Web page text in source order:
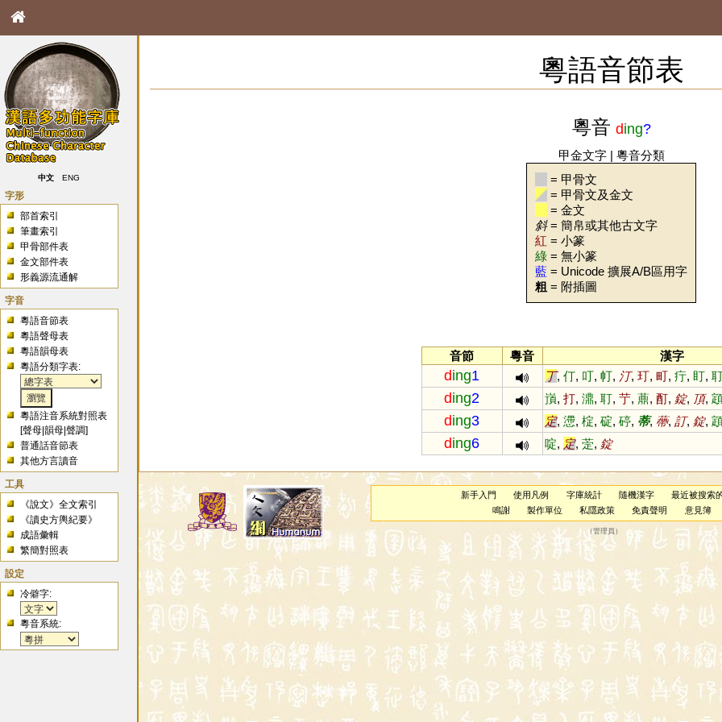
中文 ENG
字形
部首索引
筆畫索引
甲骨部件表
金文部件表
形義源流通解
字音
粵語音節表
粵語聲母表
粵語韻母表
粵語分類字表:
粵語注音系統對照表
[聲母 |韻母 |聲調]
普通話音節表
其他方言讀音
工具
《說文》全文索引
《讀史方輿紀要》
成語彙輯
繁簡對照表
設定
冷僻字:
粵音系統:
粵語音節表
粵音 ding?
甲金文字| 粵音分類
= 甲骨文
= 甲骨文及金文
= 金文
斜= 簡帛或其他古文字
紅 = 小篆
綠 = 無小篆
藍 = Unicode 擴展A/B區用字
粗 = 附插圖
音節 粵音 漢字
ding1 丁,仃, 叮,帄, 汀,玎,町,疔, 盯,
ding2 嵿,打,濎,耵,艼,薡, 酊, 錠, 頂,
ding3 定,懘,椗,碇,碠, 蒂, 蔕,訂, 錠,
ding6 啶, 定,萣, 錠
新手入門 使用凡例 字庫統計 隨機漢字
最近被搜索
鳴謝
製作單位 私隱政策 免責聲明 意見簿
（管理員 ）